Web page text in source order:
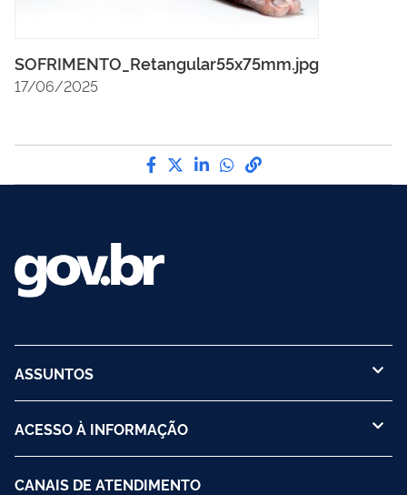
SOFRIMENTO_Retangular55x75mm.jpg
17/06/2025
Compartilhe por Facebook
Compartilhe por Twitter
Compartilhe por
Compartilhe por
link para Copiar
ASSUNTOS
ACESSO À INFORMAÇÃO
CANAIS DE ATENDIMENTO